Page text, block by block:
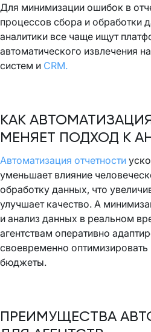
Для минимизации ошибок в
процессов сбора и обработки
аналитики все чаще ищут
автоматического извлечения
систем и CRM.
КАК
МЕНЯЕТ ПОДХОД К
Автоматизация отчетности
уменьшает влияние
обработку данных, что
улучшает качество. А
и анализ данных в реальном
агентствам оперативно
своевременно
бюджеты.
ПРЕИМУЩЕСТВА